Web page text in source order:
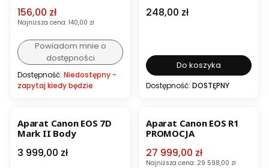
Cena promocyjna
156,00 zł
Najniższa cena: 140,00 zł
Powiadom mnie o
dostępności
Dostępność: Niedostępny -
zapytaj kiedy będzie
Cena
248,00 zł
Do koszyka
Dostępność: DOSTĘPNY
Aparat Canon EOS 7D
Mark II Body
Cena
3 999,00 zł
Aparat Canon EOS R1
PROMOCJA
Cena promocyjna
27 999,00 zł
Najniższa cena: 29 598,00 zł